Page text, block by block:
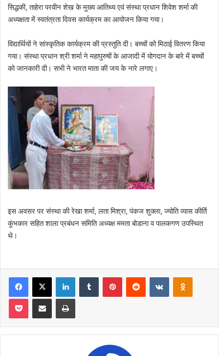
सिद्धकी, ताहेरा परवीन शेख के मुख्य आतिथ्य एवं संस्था प्रधान शिवेश शर्मा की
अध्यक्षता में स्वतंत्रता दिवस कार्यक्रम का आयोजन किया गया।
विद्यार्थियों ने सांस्कृतिक कार्यक्रम की प्रस्तुति दी। बच्चों को मिठाई वितरण किया
गया। संस्था प्रधान श्री शर्मा ने महापुरुषों के आजादी में योगदान के बारे में बच्चों
को जानकारी दी। सभी ने भारत माता की जय के नारे लगाए।
इस अवसर पर संस्था की रेखा शर्मा, लता मिश्रा, पंकज शुक्ला, ज्योति व्यास कीर्ति
कुंभकार सहित शाला प्रबंधन समिति अध्यक्ष ममता बोडाना व पालकगण उपस्थित
थे।
Facebook
X LinkedInTumblr PinterestReddit VKontakte
Pocket Share via Email Print